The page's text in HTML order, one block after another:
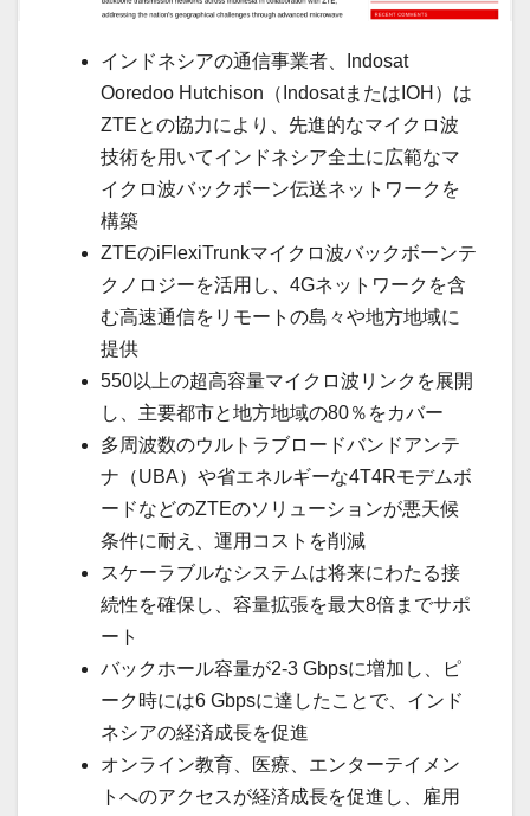
インドネシアの通信事業者、Indosat
Ooredoo Hutchison（IndosatまたはIOH）は
ZTEとの協力により、先進的なマイクロ波
技術を用いてインドネシア全土に広範なマ
イクロ波バックボーン伝送ネットワークを
構築
ZTEのiFlexiTrunkマイクロ波バックボーンテ
クノロジーを活用し、4Gネットワークを含
む高速通信をリモートの島々や地方地域に
提供
550以上の超高容量マイクロ波リンクを展開
し、主要都市と地方地域の80％をカバー
多周波数のウルトラブロードバンドアンテ
ナ（UBA）や省エネルギーな4T4Rモデムボ
ードなどのZTEのソリューションが悪天候
条件に耐え、運用コストを削減
スケーラブルなシステムは将来にわたる接
続性を確保し、容量拡張を最大8倍までサポ
ート
バックホール容量が2-3 Gbpsに増加し、ピ
ーク時には6 Gbpsに達したことで、インド
ネシアの経済成長を促進
オンライン教育、医療、エンターテイメン
トへのアクセスが経済成長を促進し、雇用